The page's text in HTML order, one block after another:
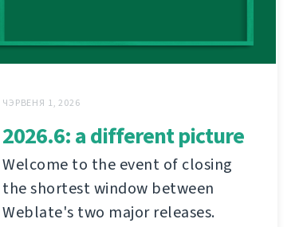
ЧЭРВЕНЯ 1, 2026
2026.6: a different picture
Welcome to the event of closing
the shortest window between
Weblate's two major releases.